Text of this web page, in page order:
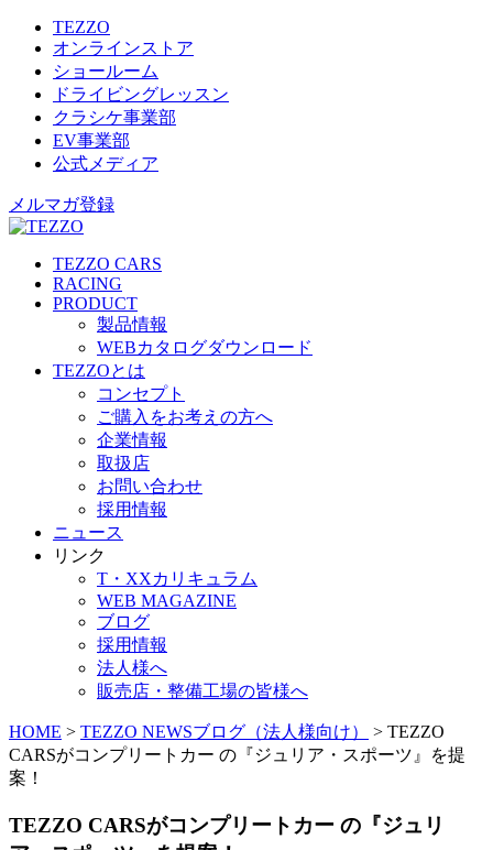
TEZZO
オンラインストア
ショールーム
ドライビングレッスン
クラシケ事業部
EV事業部
公式メディア
メルマガ登録
TEZZO CARS
RACING
PRODUCT
製品情報
WEBカタログダウンロード
TEZZOとは
コンセプト
ご購入をお考えの方へ
企業情報
取扱店
お問い合わせ
採用情報
ニュース
リンク
T・XXカリキュラム
WEB MAGAZINE
ブログ
採用情報
法人様へ
販売店・整備工場の皆様へ
HOME > TEZZO NEWSブログ（法人様向け） > TEZZO
CARSがコンプリートカー の『ジュリア・スポーツ』を提
案！
TEZZO CARSがコンプリートカー の『ジュリ